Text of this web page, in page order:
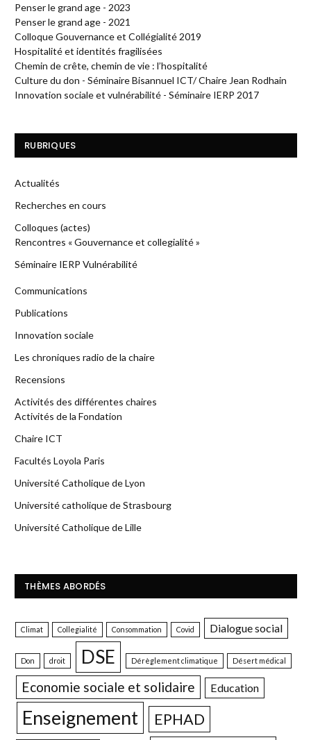
Penser le grand age - 2023
Penser le grand age - 2021
Colloque Gouvernance et Collégialité 2019
Hospitalité et identités fragilisées
Chemin de crête, chemin de vie : l’hospitalité
Culture du don - Séminaire Bisannuel ICT/ Chaire Jean Rodhain
Innovation sociale et vulnérabilité - Séminaire IERP 2017
RUBRIQUES
Actualités
Recherches en cours
Colloques (actes)
Rencontres « Gouvernance et collegialité »
Séminaire IERP Vulnérabilité
Communications
Publications
Innovation sociale
Les chroniques radio de la chaire
Recensions
Activités des différentes chaires
Activités de la Fondation
Chaire ICT
Facultés Loyola Paris
Université Catholique de Lyon
Université catholique de Strasbourg
Université Catholique de Lille
THÈMES ABORDÉS
Climat Collegialité Consommation Covid Dialogue social
Don droit DSE Dérèglement climatique Désert médical
Economie sociale et solidaire Education
Enseignement EPHAD